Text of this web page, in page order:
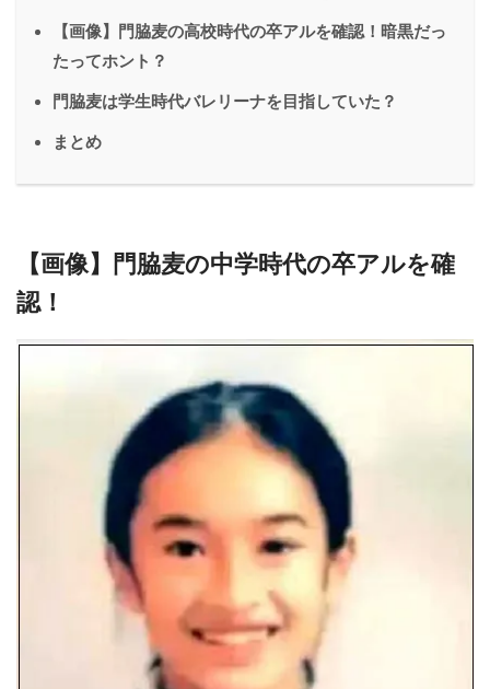
【画像】門脇麦の高校時代の卒アルを確認！暗黒だっ
たってホント？
門脇麦は学生時代バレリーナを目指していた？
まとめ
【画像】門脇麦の中学時代の卒アルを確
認！